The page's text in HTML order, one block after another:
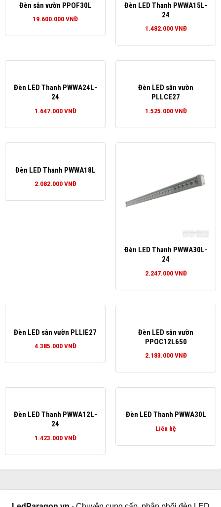
Đèn sân vườn PPOF30L
19.600.000VNĐ
Đèn LED Thanh PWWA15L-
24
1.482.000VNĐ
Đèn LED Thanh PWWA24L-
24
1.647.000VNĐ
Đèn LED sân vườn
PLLCE27
1.525.000VNĐ
Đèn LED Thanh PWWA18L
2.082.000VNĐ
Đèn LED Thanh PWWA30L-
24
2.247.000VNĐ
Đèn LED sân vườn PLLIE27
4.385.000VNĐ
Đèn LED sân vườn
PPOC12L650
2.183.000VNĐ
Đèn LED Thanh PWWA12L-
24
1.423.000VNĐ
Đèn LED Thanh PWWA30L
Liên hệ